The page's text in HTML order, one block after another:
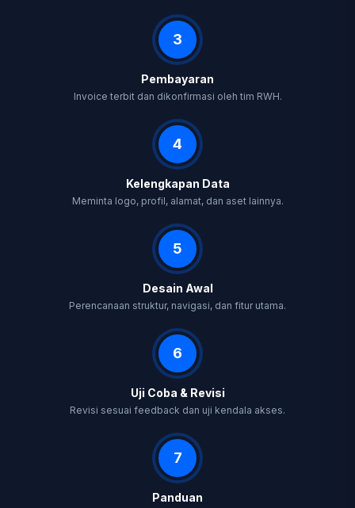
3
Pembayaran
Invoice terbit dan dikonfirmasi oleh tim RWH.
4
Kelengkapan Data
Meminta logo, profil, alamat, dan aset lainnya.
5
Desain Awal
Perencanaan struktur, navigasi, dan fitur utama.
6
Uji Coba & Revisi
Revisi sesuai feedback dan uji kendala akses.
7
Panduan